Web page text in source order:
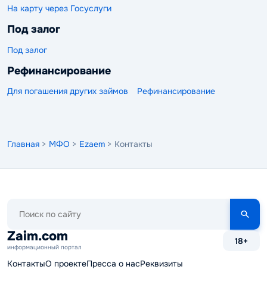
На карту через Госуслуги
Под залог
Под залог
Рефинансирование
Для погашения других займов Рефинансирование
Главная > МФО > Ezaem > Контакты
сайту
Zaim.com
информационный портал
18+
КонтактыО проектеПресса о насРеквизиты